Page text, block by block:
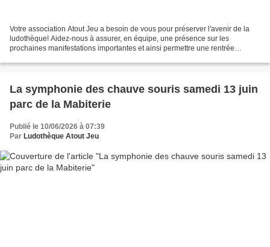
Votre association Atout Jeu a besoin de vous pour préserver l'avenir de la
ludothèque! Aidez-nous à assurer, en équipe, une présence sur les
prochaines manifestations importantes et ainsi permettre une rentrée
La symphonie des chauve souris samedi 13 juin
parc de la Mabiterie
Publié le 10/06/2026 à 07:39
Par Ludothèque Atout Jeu